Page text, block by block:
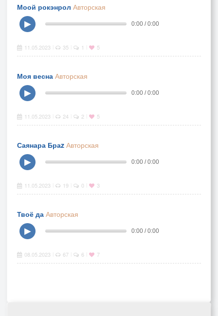
Моой рокэнрол Авторская
▶
0:00 / 0:00
11.05.2023 35 1 5
Моя весна Авторская
▶
0:00 / 0:00
11.05.2023 24 2 5
Саянара Браz Авторская
▶
0:00 / 0:00
11.05.2023 19 0 3
Твоё да Авторская
▶
0:00 / 0:00
08.05.2023 67 6 7